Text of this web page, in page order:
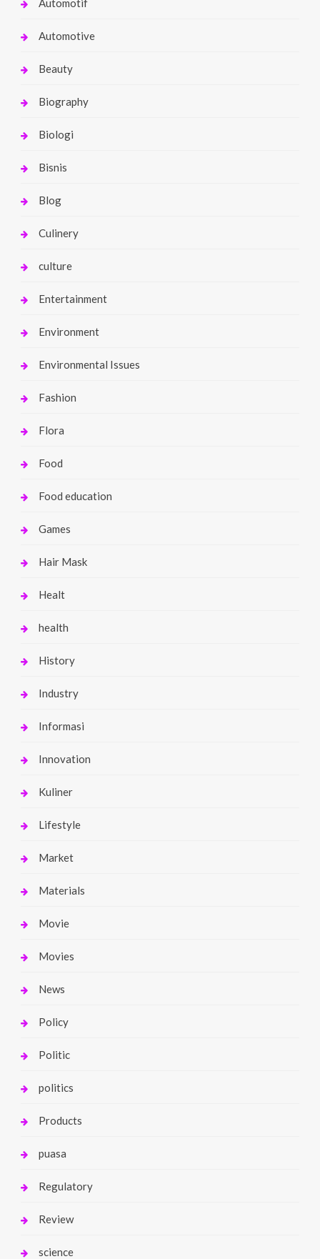
Automotif
Automotive
Beauty
Biography
Biologi
Bisnis
Blog
Culinery
culture
Entertainment
Environment
Environmental Issues
Fashion
Flora
Food
Food education
Games
Hair Mask
Healt
health
History
Industry
Informasi
Innovation
Kuliner
Lifestyle
Market
Materials
Movie
Movies
News
Policy
Politic
politics
Products
puasa
Regulatory
Review
science